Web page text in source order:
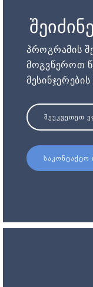
პროგრამის
მოგვწეროთ
ᲨᲔᲣᲙᲕᲔᲗᲔᲗ
ᲡᲐᲙᲝᲜᲢᲐᲥᲢᲝ